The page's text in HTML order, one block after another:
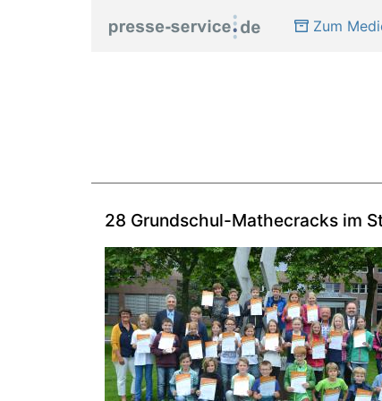
Zum
28 Grundschul-Mathecracks im